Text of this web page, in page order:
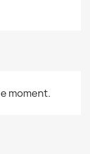
moment.